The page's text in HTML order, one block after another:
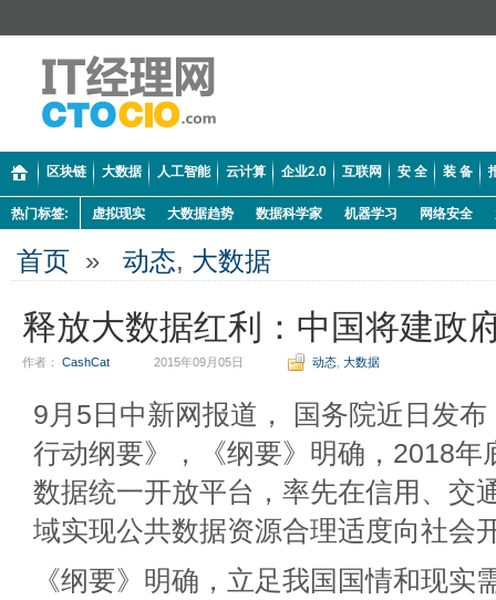
区块链 大数据 人工智能 云计算 企业2.0 互联网 安 全 装 备
热门标签: 虚拟现实 大数据趋势 数据科学家 机器学习 网络安全
首页 » 动态, 大数据
释放大数据红利：中国将建政
作者： CashCat 2015年09月05日 动态 大数据
9月5日中新网报道， 国务院近日发
行动纲要》，《纲要》明确，2018年
数据统一开放平台，率先在信用、交
域实现公共数据资源合理适度向社会
《纲要》明确，立足我国国情和现实